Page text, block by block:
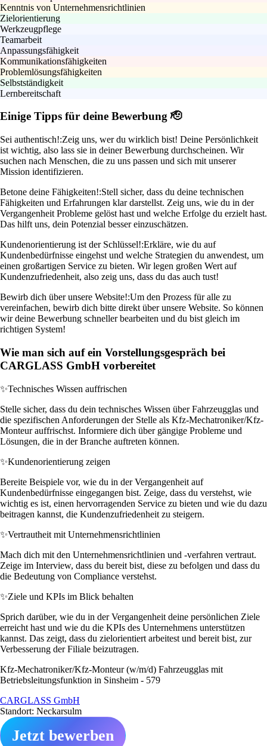
Kenntnis von Unternehmensrichtlinien
Zielorientierung
Werkzeugpflege
Teamarbeit
Anpassungsfähigkeit
Kommunikationsfähigkeiten
Problemlösungsfähigkeiten
Selbstständigkeit
Lernbereitschaft
Einige Tipps für deine Bewerbung 🫡
Sei authentisch!:Zeig uns, wer du wirklich bist! Deine Persönlichkeit
ist wichtig, also lass sie in deiner Bewerbung durchscheinen. Wir
suchen nach Menschen, die zu uns passen und sich mit unserer
Mission identifizieren.
Betone deine Fähigkeiten!:Stell sicher, dass du deine technischen
Fähigkeiten und Erfahrungen klar darstellst. Zeig uns, wie du in der
Vergangenheit Probleme gelöst hast und welche Erfolge du erzielt hast.
Das hilft uns, dein Potenzial besser einzuschätzen.
Kundenorientierung ist der Schlüssel!:Erkläre, wie du auf
Kundenbedürfnisse eingehst und welche Strategien du anwendest, um
einen großartigen Service zu bieten. Wir legen großen Wert auf
Kundenzufriedenheit, also zeig uns, dass du das auch tust!
Bewirb dich über unsere Website!:Um den Prozess für alle zu
vereinfachen, bewirb dich bitte direkt über unsere Website. So können
wir deine Bewerbung schneller bearbeiten und du bist gleich im
richtigen System!
Wie man sich auf ein Vorstellungsgespräch bei
CARGLASS GmbH vorbereitet
✨Technisches Wissen auffrischen
Stelle sicher, dass du dein technisches Wissen über Fahrzeugglas und
die spezifischen Anforderungen der Stelle als Kfz-Mechatroniker/Kfz-
Monteur auffrischst. Informiere dich über gängige Probleme und
Lösungen, die in der Branche auftreten können.
✨Kundenorientierung zeigen
Bereite Beispiele vor, wie du in der Vergangenheit auf
Kundenbedürfnisse eingegangen bist. Zeige, dass du verstehst, wie
wichtig es ist, einen hervorragenden Service zu bieten und wie du dazu
beitragen kannst, die Kundenzufriedenheit zu steigern.
✨Vertrautheit mit Unternehmensrichtlinien
Mach dich mit den Unternehmensrichtlinien und -verfahren vertraut.
Zeige im Interview, dass du bereit bist, diese zu befolgen und dass du
die Bedeutung von Compliance verstehst.
✨Ziele und KPIs im Blick behalten
Sprich darüber, wie du in der Vergangenheit deine persönlichen Ziele
erreicht hast und wie du die KPIs des Unternehmens unterstützen
kannst. Das zeigt, dass du zielorientiert arbeitest und bereit bist, zur
Verbesserung der Filiale beizutragen.
Kfz-Mechatroniker/Kfz-Monteur (w/m/d) Fahrzeugglas mit
Betriebsleitungsfunktion in Sinsheim - 579
CARGLASS GmbH
Standort: Neckarsulm
Jetzt bewerben